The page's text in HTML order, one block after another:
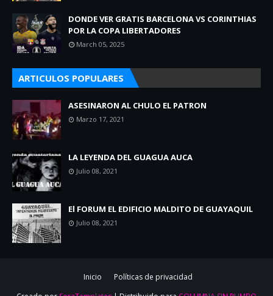
DONDE VER GRATIS BARCELONA VS CORINTHIAS
POR LA COPA LIBERTADORES
March 05, 2025
ARTICULOS POPULARES
ASESINARON AL CHULO EL PATRON
Marzo 17, 2021
LA LEYENDA DEL GUAGUA AUCA
Julio 08, 2021
El FORUM EL EDIFICIO MALDITO DE GUAYAQUIL
Julio 08, 2021
Inicio
Políticas de privacidad